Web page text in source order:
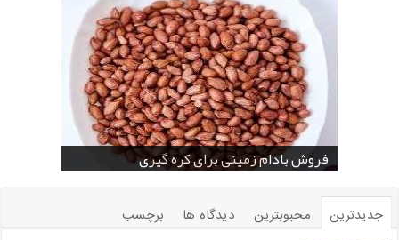
قیمت خرید دانه خام کاکائو
فروش بادام زمینی برای کره گیری
خرید عمده کنجد در تهران
خرید عمده کنجد سیاه و سفید
خرید بادام زمینی فله
خرید عمده کنجد سیاه
خرید عمده کنجد سفید
قیمت خرید کافی میت در کرمان
فروش انواع کنجد در یزد ( Sesame )
جدیدترین محبوبترین دیدگاه ها
برچسب